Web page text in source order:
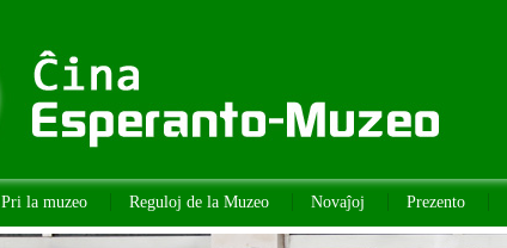
Pri la muzeo Reguloj de la Muzeo Novaĵoj Prezento